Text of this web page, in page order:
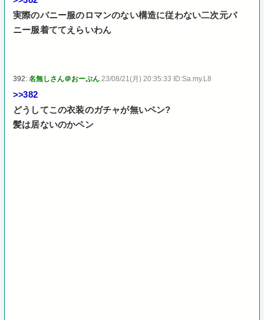
実際のバニー服のロマンのない構造に従わない二次元バ
ニー服着ててえらいわん
392:名無しさん＠おーぷん 23/08/21(月) 20:35:33 ID:Sa.my.L8
>>382
どうしてこの衣装のガチャが無いペン?
髪は居ないのかペン